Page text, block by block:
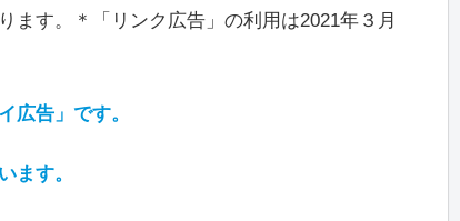
ます。＊「リンク広告」の利用は2021年３月
広告」です。
ます。